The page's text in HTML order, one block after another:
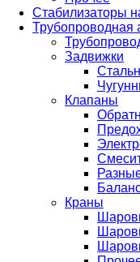
Стабилизаторы
Трубопроводная
Задвижки
Клапаны
Краны